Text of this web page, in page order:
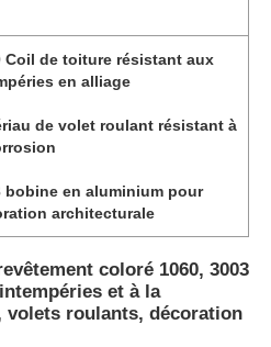
Coil de toiture résistant aux
en alliage
de volet roulant résistant à
bobine en aluminium pour
architecturale
coloré 1060, 3003
et à la
roulants, décoration